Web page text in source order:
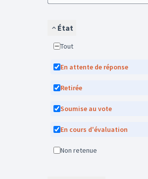
État
Tout
En attente de réponse
Retirée
Soumise au vote
En cours d'évaluation
Non retenue